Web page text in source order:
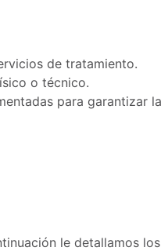
de tratamiento.
o técnico.
para garantizar
le detallamos